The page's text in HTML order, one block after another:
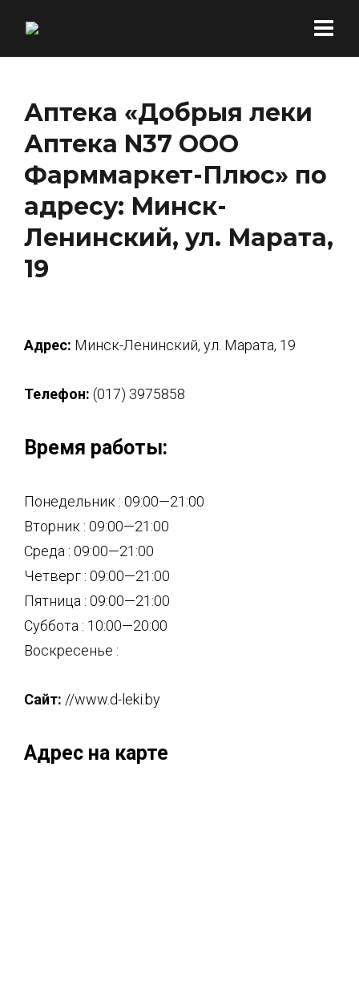
Аптека «Добрыя леки
Аптека N37 ООО
Фарммаркет-Плюс» по
адресу: Минск-
Ленинский, ул. Марата,
19
Адрес: Минск-Ленинский, ул. Марата, 19
Телефон: (017) 3975858
Время работы:
Понедельник : 09:00—21:00
Вторник : 09:00—21:00
Среда : 09:00—21:00
Четверг : 09:00—21:00
Пятница : 09:00—21:00
Суббота : 10:00—20:00
Воскресенье :
Сайт: //www.d-leki.by
Адрес на карте